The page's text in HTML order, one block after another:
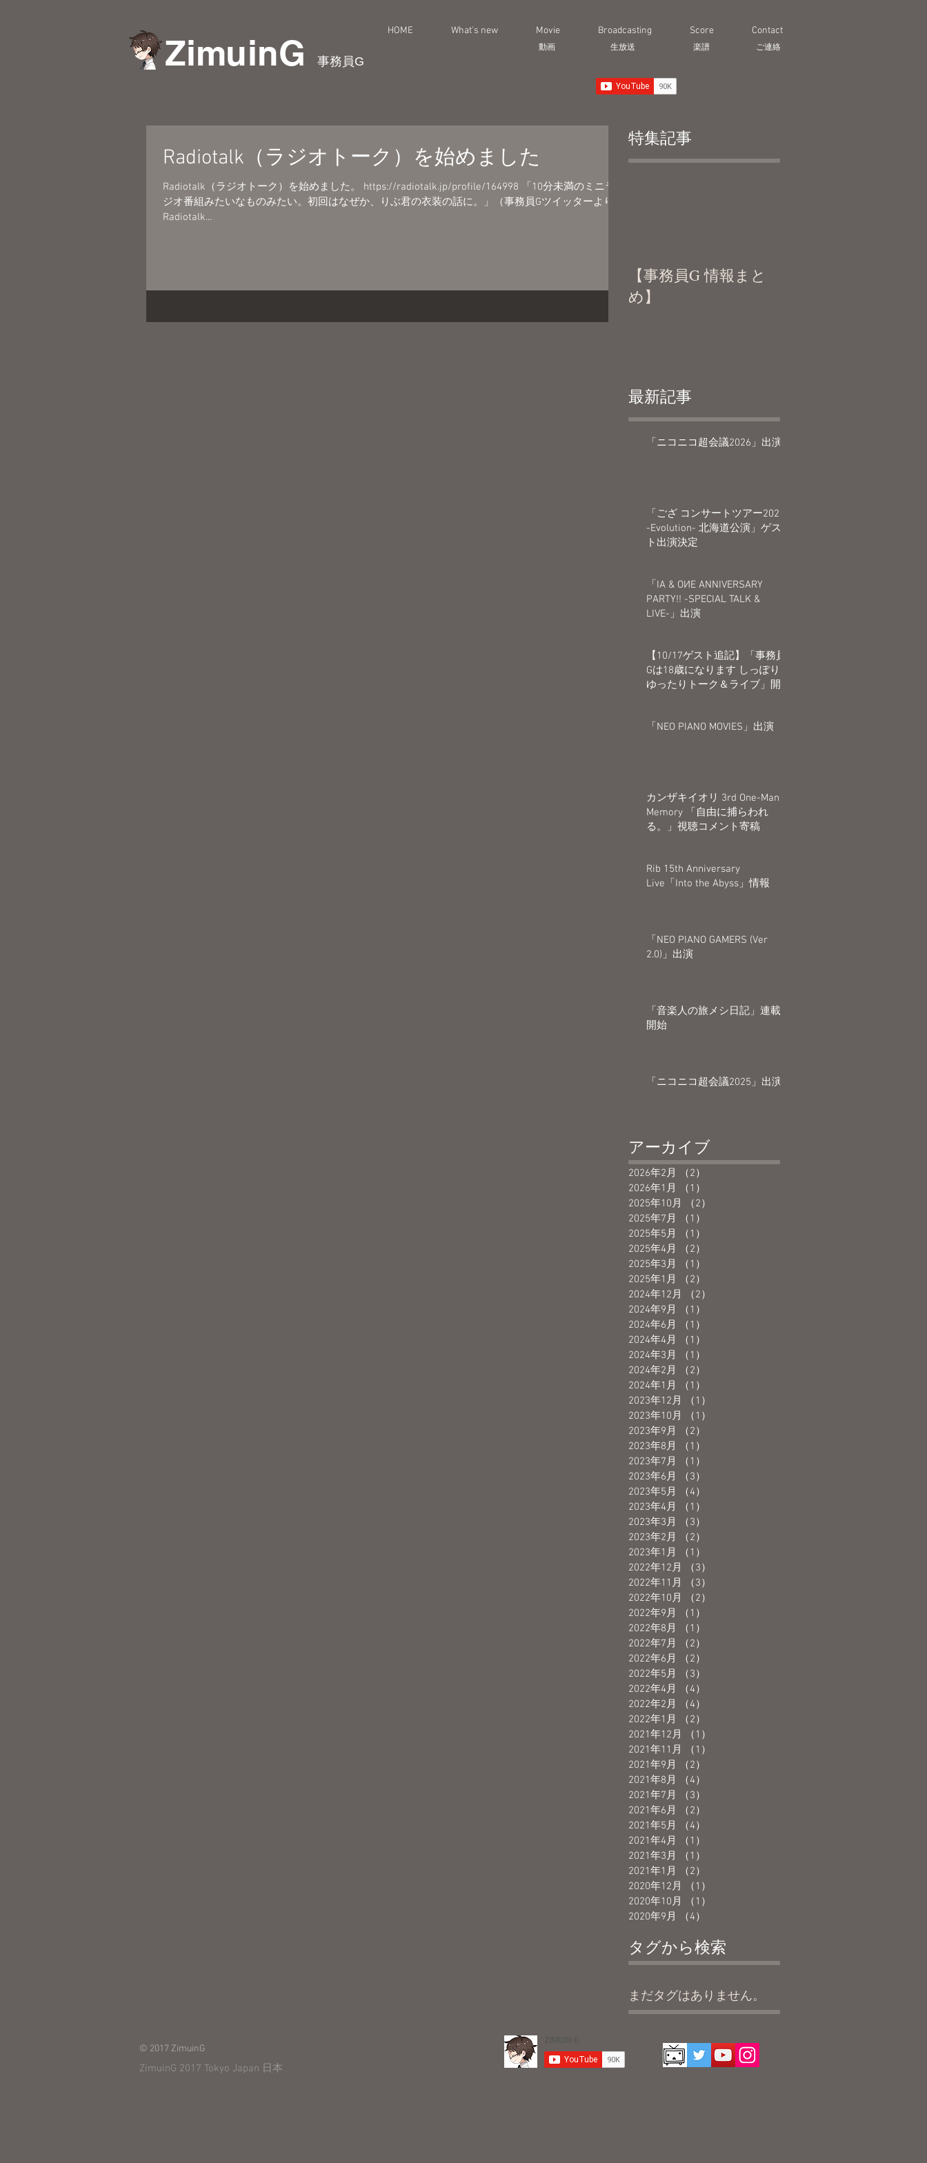
ZimuinG 事務員G
HOME What's new Movie Broadcasting Score Contact
動画 生放送 ​楽譜 ご連絡
Radiotalk（ラジオトーク）を始めました
Radiotalk（ラジオトーク）を始めました。 https://radiotalk.jp/profile/164998 「10分未満のミニラ
ジオ番組みたいなものみたい。初回はなぜか、りぶ君の衣装の話に。」（事務員Gツイッターより）
Radiotalk...
特集記事
【事務員G 情報まと
め】
最新記事
「ニコニコ超会議2026」出演
「ござ コンサートツアー2026
-Evolution- 北海道公演」ゲス
ト出演決定
「IA & OИE ANNIVERSARY
PARTY!! -SPECIAL TALK &
LIVE-」出演
【10/17ゲスト追記】「事務員
Gは18歳になります しっぽり
ゆったりトーク＆ライブ」開
「NEO PIANO MOVIES」出演
カンザキイオリ 3rd One-Man
Memory 「自由に捕らわれ
る。」視聴コメント寄稿
Rib 15th Anniversary
Live「Into the Abyss」情報
「NEO PIANO GAMERS (Ver
2.0)」出演
「音楽人の旅メシ日記」連載
開始
「ニコニコ超会議2025」出演
アーカイブ
2026年2月 （2）
2026年1月
（1）
2025年10月
（2）
2025年7月
（1）
2025年5月
（1）
2025年4月
（2）
2025年3月
（1）
2025年1月
（2）
2024年12月
（2）
2024年9月
（1）
2024年6月
（1）
2024年4月
（1）
2024年3月
（1）
2024年2月
（2）
2024年1月
（1）
2023年12月
（1）
2023年10月
（1）
2023年9月
（2）
2023年8月
（1）
2023年7月
（1）
2023年6月
（3）
2023年5月
（4）
2023年4月
（1）
2023年3月
（3）
2023年2月
（2）
2023年1月
（1）
2022年12月
（3）
2022年11月
（3）
2022年10月
（2）
2022年9月
（1）
2022年8月
（1）
2022年7月
（2）
2022年6月
（2）
2022年5月
（3）
2022年4月
（4）
2022年2月
（4）
2022年1月
（2）
2021年12月
（1）
2021年11月
（1）
2021年9月
（2）
2021年8月
（4）
2021年7月
（3）
2021年6月
（2）
2021年5月
（4）
2021年4月
（1）
2021年3月
（1）
2021年1月
（2）
2020年12月
（1）
2020年10月
（1）
2020年9月
（4）
タグから検索
まだタグはありません。
© 2017 ZimuinG
ZimuinG 2017 Tokyo Japan 日本